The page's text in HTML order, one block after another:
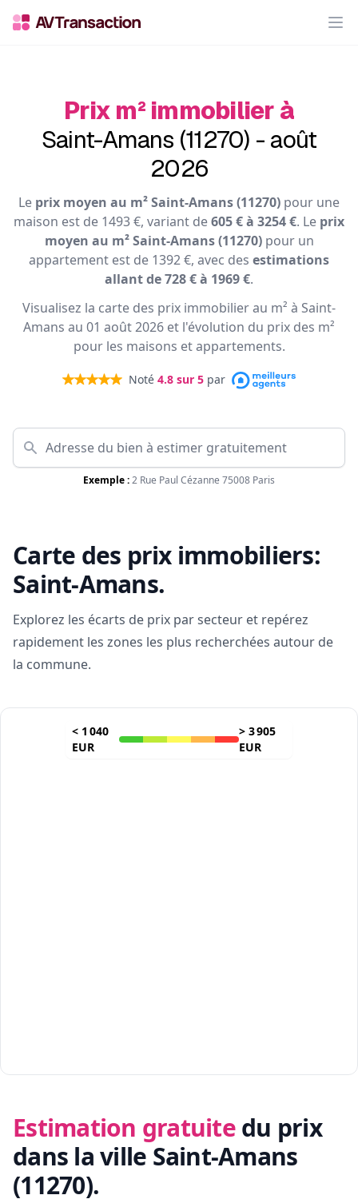
Prix m² immobilier à
Saint-Amans (11270) - août
2026
Le prix moyen au m² Saint-Amans (11270) pour une
maison est de 1493 €, variant de605 € à 3254 €. Le prix
moyen au m² Saint-Amans (11270)pour un
appartement est de 1392 €, avec des estimations
allant de 728 € à 1969 €.
Visualisez la carte des prix immobilier au m² à Saint-
Amans au 01 août 2026 et l'évolution du prix des m²
pour les maisons et appartements.
Noté 4.8 sur 5 par
Exemple :2 Rue Paul Cézanne 75008 Paris
Carte des prix immobiliers:
Saint-Amans.
Explorez les écarts de prix par secteur et repérez
rapidement les zones les plus recherchées autour de
la commune.
< 1 040
EUR
> 3 905
EUR
Estimation gratuite du prix
dans la ville Saint-Amans
(11270).